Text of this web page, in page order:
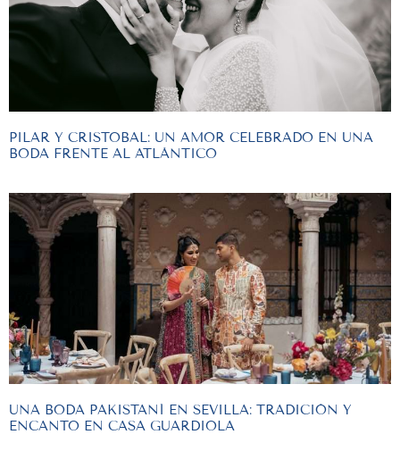
PILAR Y CRISTOBAL: UN AMOR CELEBRADO EN UNA
BODA FRENTE AL ATLÁNTICO
UNA BODA PAKISTANÍ EN SEVILLA: TRADICIÓN Y
ENCANTO EN CASA GUARDIOLA